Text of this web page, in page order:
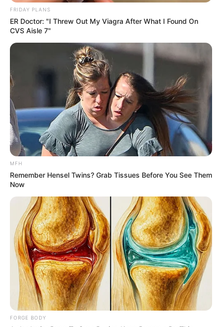
BRAINBERRIES
The 90s Was A Fantastic Decade For Fans Of Action
Movies
Why this ordinary drink is the secret to feeling your
best every day
FRIDAY PLANS
ER Doctor: "I Threw Out My Viagra After What I Found On
CVS Aisle 7"
MFH
Remember Hensel Twins? Grab Tissues Before You See Them
Now
FORGE BODY